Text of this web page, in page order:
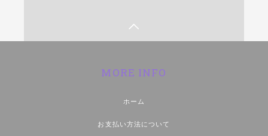
MORE INFO
ホーム
お支払い方法について